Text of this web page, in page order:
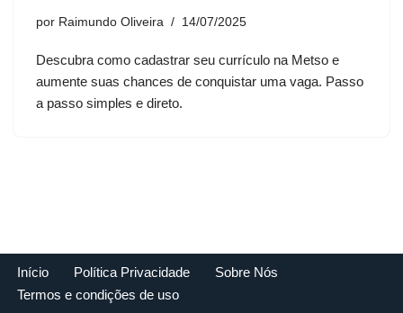
por Raimundo Oliveira 14/07/2025
Descubra como cadastrar seu currículo na Metso e
aumente suas chances de conquistar uma vaga. Passo
a passo simples e direto.
Início Política Privacidade
Sobre Nós
Termos e condições de uso